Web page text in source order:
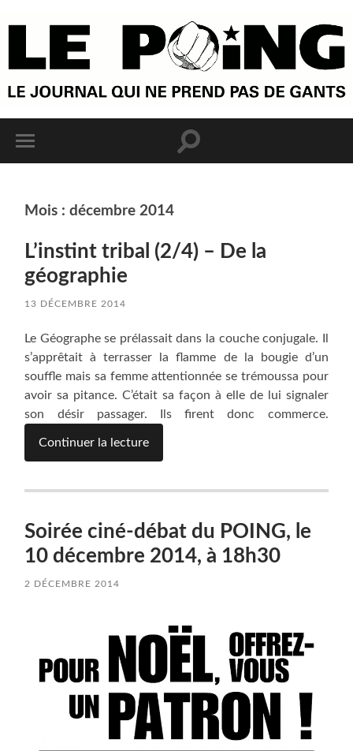
Mois :décembre 2014
L’instint tribal (2/4) – De la
géographie
13 DÉCEMBRE 2014
Le Géographe se prélassait dans la couche conjugale. Il
s’apprêtait à terrasser la flamme de la bougie d’un
souffle mais sa femme attentionnée se trémoussa pour
avoir sa pitance. C’était sa façon à elle de lui signaler
son désir passager. Ils firent donc commerce.
Continuer la lecture
Soirée ciné-débat du POING, le
10 décembre 2014, à 18h30
2 DÉCEMBRE 2014